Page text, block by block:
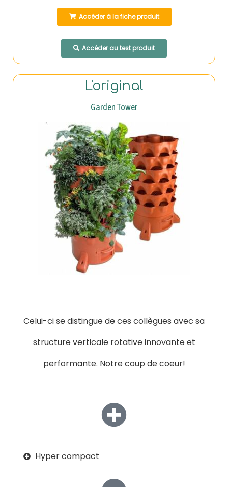
Accéder à la fiche produit
Accéder au test produit
L'original
Garden Tower
Celui-ci se distingue de ces collègues avec sa
structure verticale rotative innovante et
performante. Notre coup de coeur!
Hyper compact